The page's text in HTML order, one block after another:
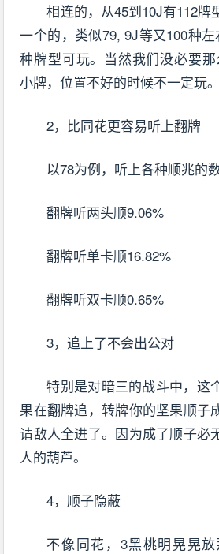
相连的，从45到10J有112牌
一个的，类似79, 9J等又100种
种牌型可玩。当然我们没必要
小牌，位置不好的时候不一定玩。
2，比同花更容易听上翻牌
以78为例，听上各种顺兆的
翻牌听两头顺9.06%
翻牌听单卡顺16.82%
翻牌听双卡顺0.65%
3，追上了不会出公对
特别是对暗三的战斗中，这
果在翻牌追，转牌你的坚果顺子
请敌人全进了。因为成了顺子必
人的葫芦。
4，顺子隐蔽
不像同花，3黑桃明晃晃